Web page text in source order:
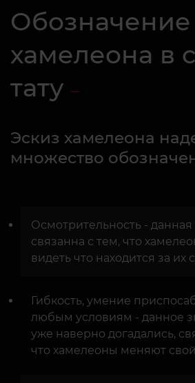
Обозначение
хамелеона в
тату
Эскиз хамелеона
множество
Осмотрительность - данная
связанна с тем, что
видеть что находится за их
Гибкость, умение
любым условиям - данное
уже наверно догадались,
что хамелеоны меняют